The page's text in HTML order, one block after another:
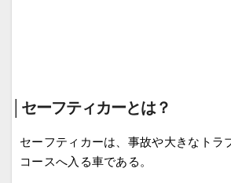
│セーフティカーとは？
セーフティカーは、事故や大きなトラ
コースへ入る車である。